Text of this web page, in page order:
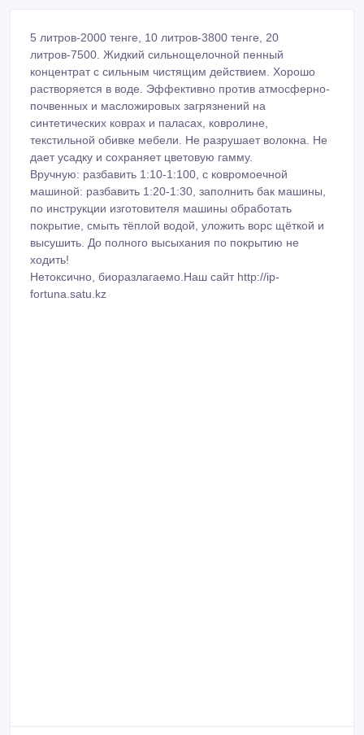
5 литров-2000 тенге, 10 литров-3800 тенге, 20
литров-7500. Жидкий сильнощелочной пенный
концентрат с сильным чистящим действием. Хорошо
растворяется в воде. Эффективно против атмосферно-
почвенных и масложировых загрязнений на
синтетических коврах и паласах, ковролине,
текстильной обивке мебели. Не разрушает волокна. Не
дает усадку и сохраняет цветовую гамму.
Вручную: разбавить 1:10-1:100, с ковромоечной
машиной: разбавить 1:20-1:30, заполнить бак машины,
по инструкции изготовителя машины обработать
покрытие, смыть тёплой водой, уложить ворс щёткой и
высушить. До полного высыхания по покрытию не
ходить!
Нетоксично, биоразлагаемо.Наш сайт http://ip-
fortuna.satu.kz